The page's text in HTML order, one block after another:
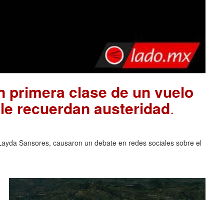
primera clase de un vuelo
recuerdan austeridad.
Sansores, causaron un debate en redes sociales sobre el